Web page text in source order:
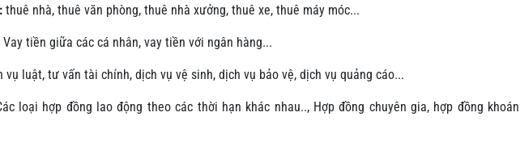
thuê nhà, thuê văn phòng, thuê nhà xưởng, thuê xe, thuê máy móc...
Vay tiền giữa các cá nhân, vay tiền với ngân hàng...
vụ luật, tư vấn tài chính, dịch vụ vệ sinh, dịch vụ bảo vệ, dịch vụ quảng cáo...
loại hợp đồng lao động theo các thời hạn khác nhau.., Hợp đồng chuyên gia, hợp đồng khoán